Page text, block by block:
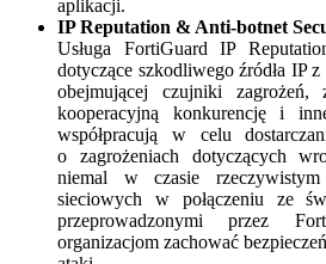
aplikacji.
IP Reputation & Anti-botnet
Usługa FortiGuard IP
dotyczące szkodliwego źródła IP
obejmującej czujniki zagrożeń,
kooperacyjną konkurencję i
współpracują w celu
o zagrożeniach dotyczących
niemal w czasie
sieciowych w połączeniu ze
przeprowadzonymi przez
organizacjom zachować